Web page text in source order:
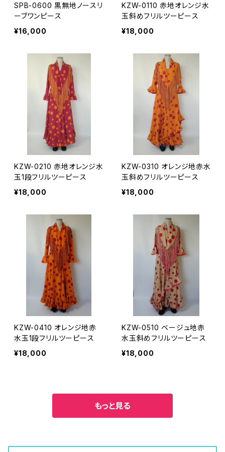
SPB-0600 黒無地ノースリ
ーブワンピース
¥16,000
KZW-0110 赤地オレンジ水
玉斜めフリルツーピース
¥18,000
KZW-0210 赤地オレンジ水
玉1段フリルツーピース
¥18,000
KZW-0310 オレンジ地赤水
玉斜めフリルツーピース
¥18,000
KZW-0410 オレンジ地赤
水玉1段フリルツーピース
¥18,000
KZW-0510 ベージュ地赤
水玉斜めフリルツーピース
¥18,000
もっと見る